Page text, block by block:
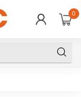
0